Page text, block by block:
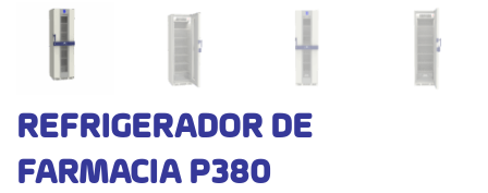
REFRIGERADOR DE
FARMACIA P380